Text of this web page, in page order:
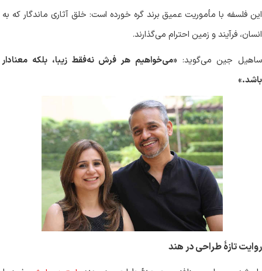
این فلسفه با مأموریت عمیق برند گره خورده است: خلق آثاری ماندگار که به
انسان، فرآیند و زمین احترام می‌گذارند.
ساهیل جین می‌گوید: «می‌خواهیم هر فرش نه‌فقط زیبا، بلکه معنا‌دار
باشد.
»
روایت تازهٔ طراحی در هند